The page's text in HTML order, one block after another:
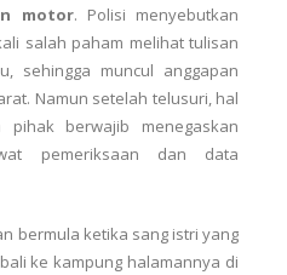
motor. Polisi menyebutkan
salah paham melihat tulisan
sehingga muncul anggapan
Namun setelah telusuri, hal
berwajib menegaskan
pemeriksaan dan data
bermula ketika sang istri yang
ke kampung halamannya di